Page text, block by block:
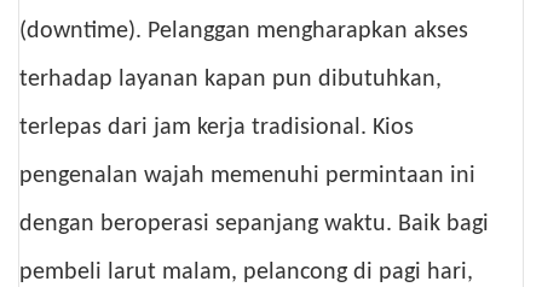
(downtime). Pelanggan mengharapkan akses
terhadap layanan kapan pun dibutuhkan,
terlepas dari jam kerja tradisional. Kios
pengenalan wajah memenuhi permintaan ini
dengan beroperasi sepanjang waktu. Baik bagi
pembeli larut malam, pelancong di pagi hari,